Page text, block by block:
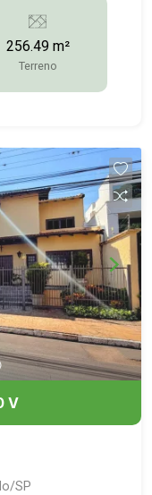
256.49 m²
Terreno
V
SP